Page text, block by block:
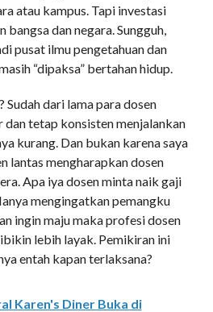
atau kampus. Tapi investasi
dan negara. Sungguh,
pusat ilmu pengetahuan dan
“dipaksa” bertahan hidup.
dari lama para dosen
dan tetap konsisten menjalankan
kurang. Dan bukan karena saya
lantas mengharapkan dosen
Apa iya dosen minta naik gaji
mengingatkan pemangku
ingin maju maka profesi dosen
lebih layak. Pemikiran ini
entah kapan terlaksana?
Karen's Diner Buka di